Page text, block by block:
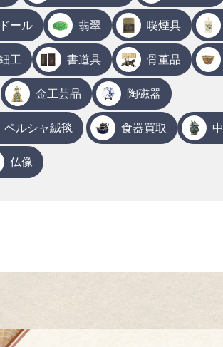
ール 翡翠 喫煙具
工 書道具 骨董品
金工芸品 陶磁器
ペルシャ絨毯 食器買取
仏像